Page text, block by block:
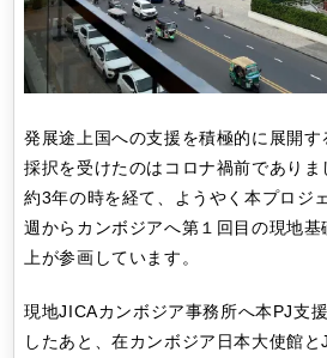
発展途上国への支援を積極的に展開
採択を受けたのはコロナ禍前でありま
約3年の時を経て、ようやく本プロジ
週からカンボジアへ第１回目の現地
上が参画しています。
現地JICAカンボジア事務所へ本PJ支
したあと、在カンボジア日本大使館